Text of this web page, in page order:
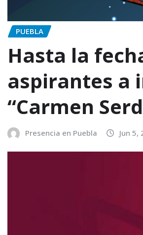
PUEBLA
Hasta la
aspirantes a
“Carmen
Presencia en Puebla Jun 5,